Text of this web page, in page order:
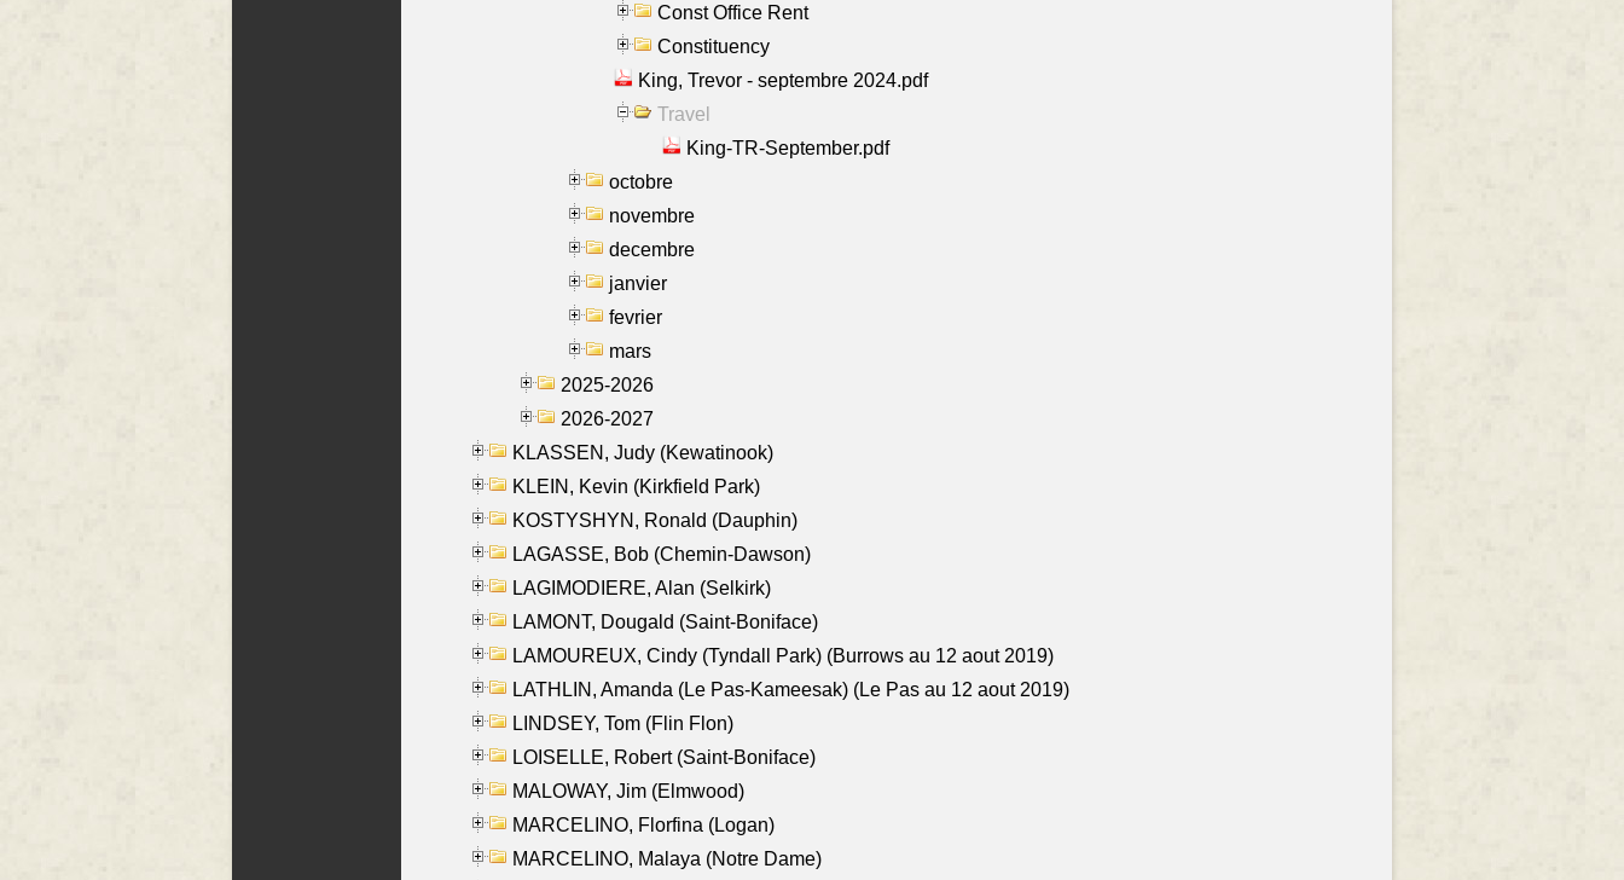
Const Office Rent
Constituency
King, Trevor - septembre 2024.pdf
Travel
King-TR-September.pdf
octobre
novembre
decembre
janvier
fevrier
mars
2025-2026
2026-2027
KLASSEN, Judy (Kewatinook)
KLEIN, Kevin (Kirkfield Park)
KOSTYSHYN, Ronald (Dauphin)
LAGASSE, Bob (Chemin-Dawson)
LAGIMODIERE, Alan (Selkirk)
LAMONT, Dougald (Saint-Boniface)
LAMOUREUX, Cindy (Tyndall Park) (Burrows au 12 aout 2019)
LATHLIN, Amanda (Le Pas-Kameesak) (Le Pas au 12 aout 2019)
LINDSEY, Tom (Flin Flon)
LOISELLE, Robert (Saint-Boniface)
MALOWAY, Jim (Elmwood)
MARCELINO, Florfina (Logan)
MARCELINO, Malaya (Notre Dame)